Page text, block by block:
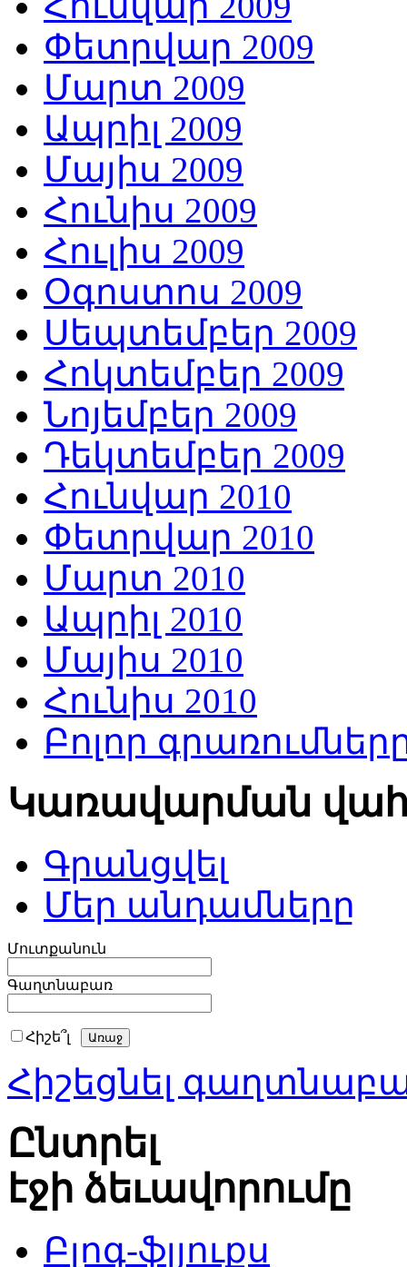
Փետրվար 2009
Մարտ 2009
Ապրիլ 2009
Մայիս 2009
Հունիս 2009
Հուլիս 2009
Օգոստոս 2009
Սեպտեմբեր 2009
Հոկտեմբեր 2009
Նոյեմբեր 2009
Դեկտեմբեր 2009
Հունվար 2010
Փետրվար 2010
Մարտ 2010
Ապրիլ 2010
Մայիս 2010
Հունիս 2010
Բոլոր
Կառավարման
Գրանցվել
Մեր անդամները
Մուտքանուն
Գաղտնաբառ
Հիշե՞լ
Հիշեցնել
Ընտրել
էջի ձեւավորումը
Բլոգ-ֆլյուքս